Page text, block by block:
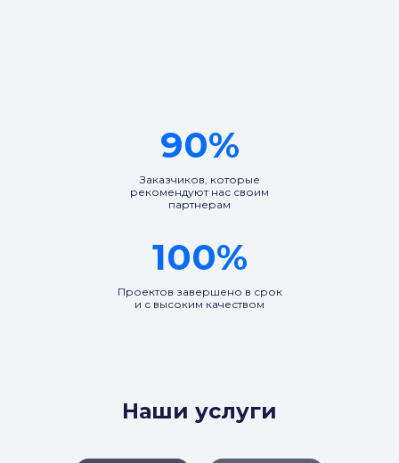
90%
Заказчиков, которые
рекомендуют нас своим
партнерам
Проектов завершено в срок
и с высоким качеством
100%
Наши услуги